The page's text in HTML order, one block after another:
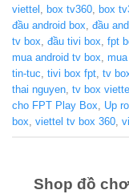
viettel
box tv360 box
đầu android box đầu
tv box đầu tivi box fpt
mua android tv box
tin-tuc tivi box fpt tv
thai nguyen tv box viettel
cho FPT Play Box
Up
box viettel tv box 360
Shop đồ